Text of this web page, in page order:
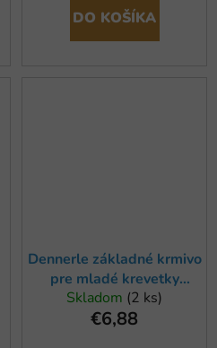
DO KOŠÍKA
Dennerle základné krmivo
pre mladé krevetky
CrustaGran Baby, 100ml
Skladom (2 ks)
€6,88